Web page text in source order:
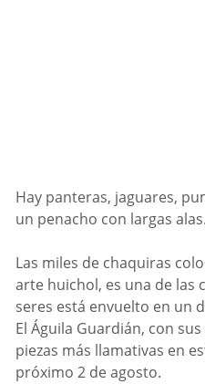
Hay panteras, jaguares,
un penacho con largas alas.
Las miles de chaquiras
arte huichol, es una de las
seres está envuelto en un
El Águila Guardián, con
piezas más llamativas en
próximo 2 de agosto.